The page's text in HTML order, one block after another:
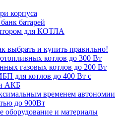
корпуса
батарей
для КОТЛА
выбрать и купить правильно!
котлов до 300 Вт
газовых котлов до 200 Вт
для котлов до 400 Вт с
АКБ
временем автономии
до 900Вт
оборудование и материалы